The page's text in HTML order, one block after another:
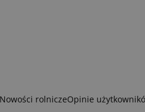
Nowości rolniczeOpinie